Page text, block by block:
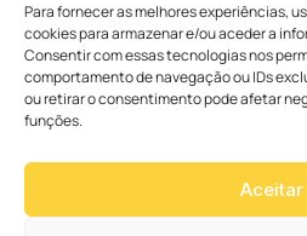
Para fornecer as melhores experiências,
cookies para armazenar e/ou aceder a
Consentir com essas tecnologias nos
comportamento de navegação ou IDs
ou retirar o consentimento pode afetar
funções.
Aceitar
Notícias
Notícias da Arquidiocese
Notícias Cáritas
Palavra dos Bispos